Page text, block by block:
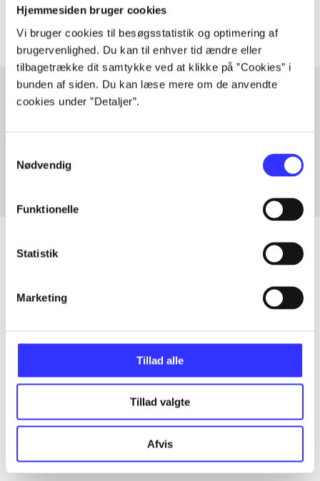
Hjemmesiden bruger cookies
Vi bruger cookies til besøgsstatistik og optimering af
brugervenlighed. Du kan til enhver tid ændre eller
tilbagetrække dit samtykke ved at klikke på ”Cookies” i
bunden af siden. Du kan læse mere om de anvendte
cookies under ”Detaljer”.
Nødvendig
Funktionelle
Statistik
Marketing
Tillad alle
Tillad valgte
Afvis
Alle registrerede artikler fordelt på udgivelser
...